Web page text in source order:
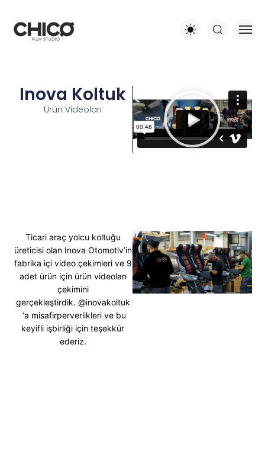
Inova Koltuk
Ürün Videoları
Ticari araç yolcu koltuğu
üreticisi olan Inova Otomotiv’in
fabrika içi video çekimleri ve 9
adet ürün için ürün videoları
çekimini
gerçekleştirdik. @inovakoltuk
‘a misafirperverlikleri ve bu
keyifli işbirliği için teşekkür
ederiz.